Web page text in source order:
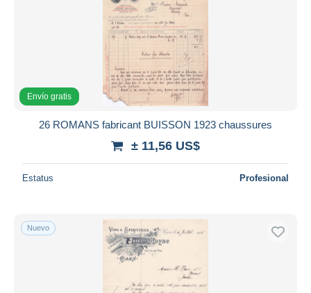
Envío gratis
26 ROMANS fabricant BUISSON 1923 chaussures
± 11,56 US$
Estatus Profesional
Nuevo